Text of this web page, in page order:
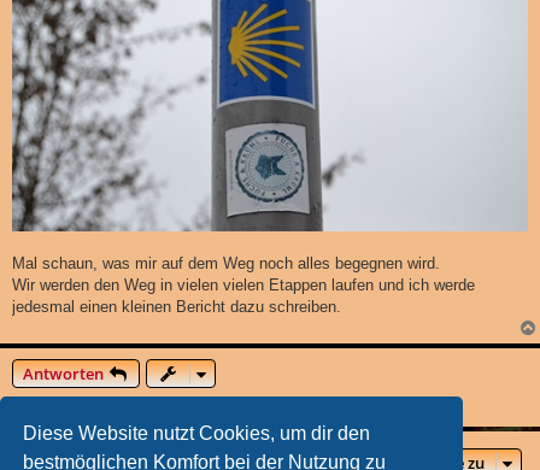
Diese Website nutzt Cookies, um dir den
bestmöglichen Komfort bei der Nutzung zu
Mal schaun, was mir auf dem Weg noch alles begegnen wird.
Wir werden den Weg in vielen vielen Etappen laufen und ich werde
jedesmal einen kleinen Bericht dazu schreiben.
Antworten
Gehe zu